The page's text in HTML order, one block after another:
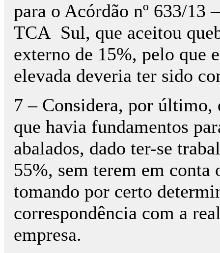
para o Acórdão nº 633/13
TCA Sul, que aceitou
externo de 15%, pelo que
elevada deveria ter sido
7 – Considera, por último,
que havia fundamentos
abalados, dado ter-se
55%, sem terem em conta
tomando por certo
correspondência com a
empresa.